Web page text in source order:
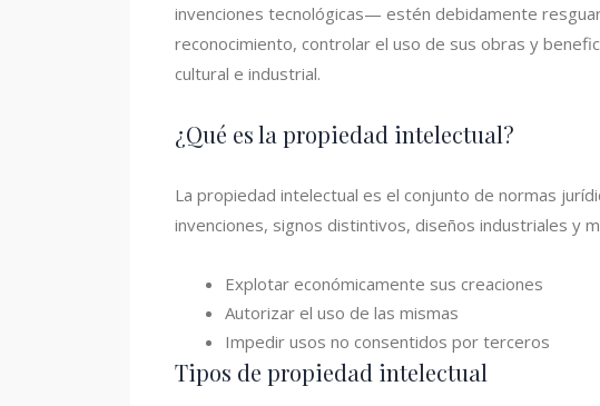
invenciones tecnológicas— estén debidamente
reconocimiento, controlar el uso de sus obras y
cultural e industrial.
¿Qué es la propiedad intelectual?
La propiedad intelectual es el conjunto de normas
invenciones, signos distintivos, diseños industriales y
Explotar económicamente sus creaciones
Autorizar el uso de las mismas
Impedir usos no consentidos por terceros
Tipos de propiedad intelectual